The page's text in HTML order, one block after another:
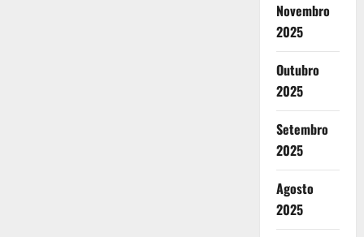
Novembro
2025
Outubro
2025
Setembro
2025
Agosto
2025